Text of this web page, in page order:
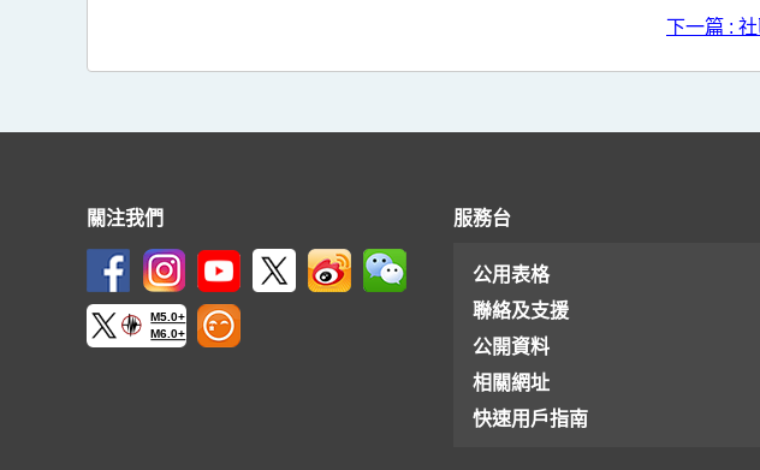
下一篇 :
關注我們
M5.0+
M6.0+
服務台
公用表格
聯絡及支援
公開資料
相關網址
快速用戶指南